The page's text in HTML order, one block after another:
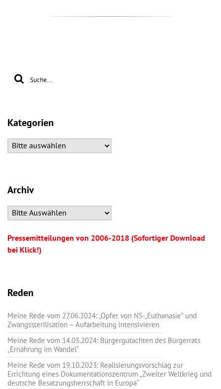
Kategorien
Archiv
Pressemitteilungen von 2006-2018 (Sofortiger Download
bei Klick!)
Reden
Meine Rede vom 27.06.2024: „Opfer von NS-„Euthanasie” und
Zwangssterilisation – Aufarbeitung intensivieren
Meine Rede vom 14.03.2024: Bürgergutachten des Bürgerrats
„Ernährung im Wandel“
Meine Rede vom 19.10.2023: Realisierungsvorschlag zur
Errichtung eines Dokumentationszentrum „Zweiter Weltkrieg und
deutsche Besatzungsherrschaft in Europa“